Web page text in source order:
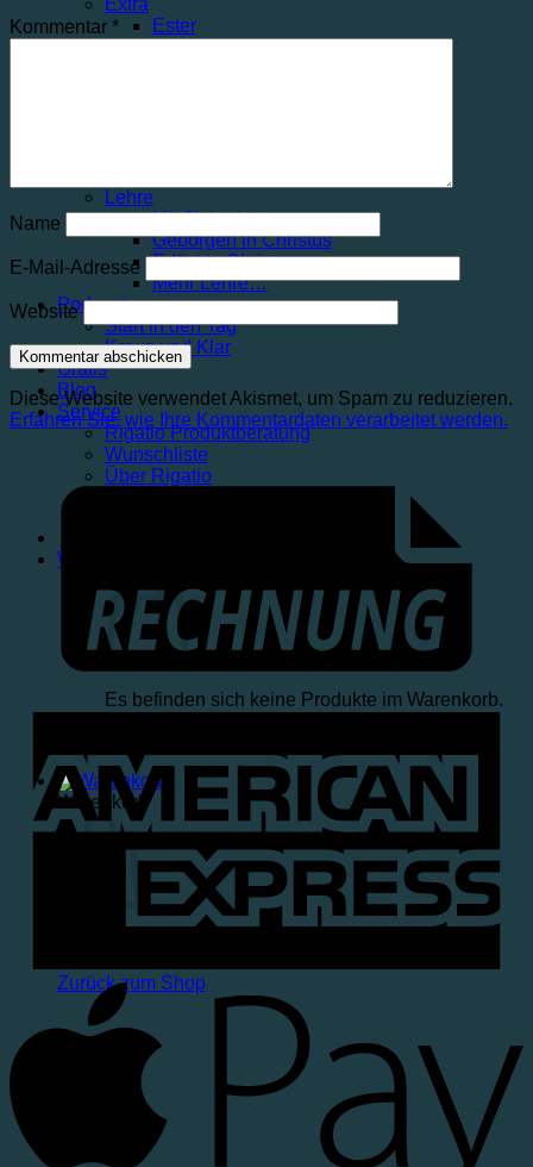
Extra
Ester
Lehre
Mit Sicherheit
Geborgen in Christus
Erlöst in Christus
Mehr Lehre…
Podcast
Start in den Tag
Kreuz und Klar
Gratis
Blog
Service
Rigatio Produktberatung
Wunschliste
Über Rigatio
Warenkorb /
Es befinden sich keine Produkte im Warenkorb.
Warenkorb
Zurück zum Shop
Kommentar *
Name
E-Mail-Adresse
Website
Diese Website verwendet Akismet, um Spam zu reduzieren.
Erfahren Sie, wie Ihre Kommentardaten verarbeitet werden.